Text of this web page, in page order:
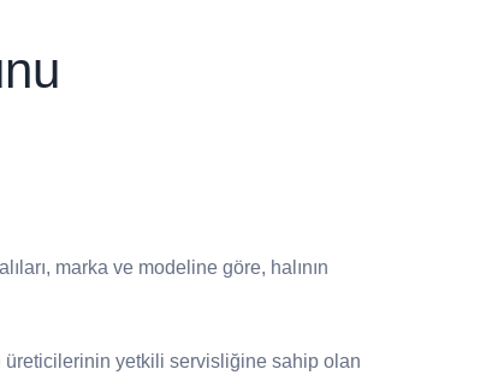
marka ve modeline göre, halının
üreticilerinin yetkili servisliğine sahip olan